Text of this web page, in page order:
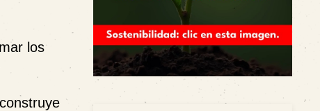
los